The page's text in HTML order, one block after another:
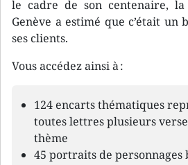
le cadre de son centenaire,
Genève a estimé que c’était
ses clients.
Vous accédez ainsi à :
124 encarts thématiques
toutes lettres plusieurs
thème
45 portraits de personnages